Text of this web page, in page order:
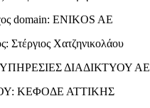
domain: ENIKOS AE
Στέργιος Χατζηνικολάου
ΔΙΑΔΙΚΤΥΟΥ ΑΕ
ΚΕΦΟΔΕ ΑΤΤΙΚΗΣ